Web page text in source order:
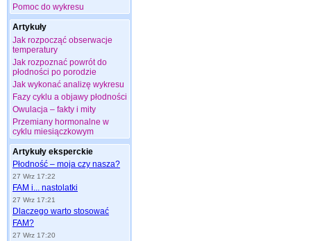
Pomoc do wykresu
Artykuły
Jak rozpocząć obserwacje
temperatury
Jak rozpoznać powrót do
płodności po porodzie
Jak wykonać analizę wykresu
Fazy cyklu a objawy płodności
Owulacja – fakty i mity
Przemiany hormonalne w
cyklu miesiączkowym
Artykuły eksperckie
Płodność – moja czy nasza?
27 Wrz 17:22
FAM i... nastolatki
27 Wrz 17:21
Dlaczego warto stosować
FAM?
27 Wrz 17:20